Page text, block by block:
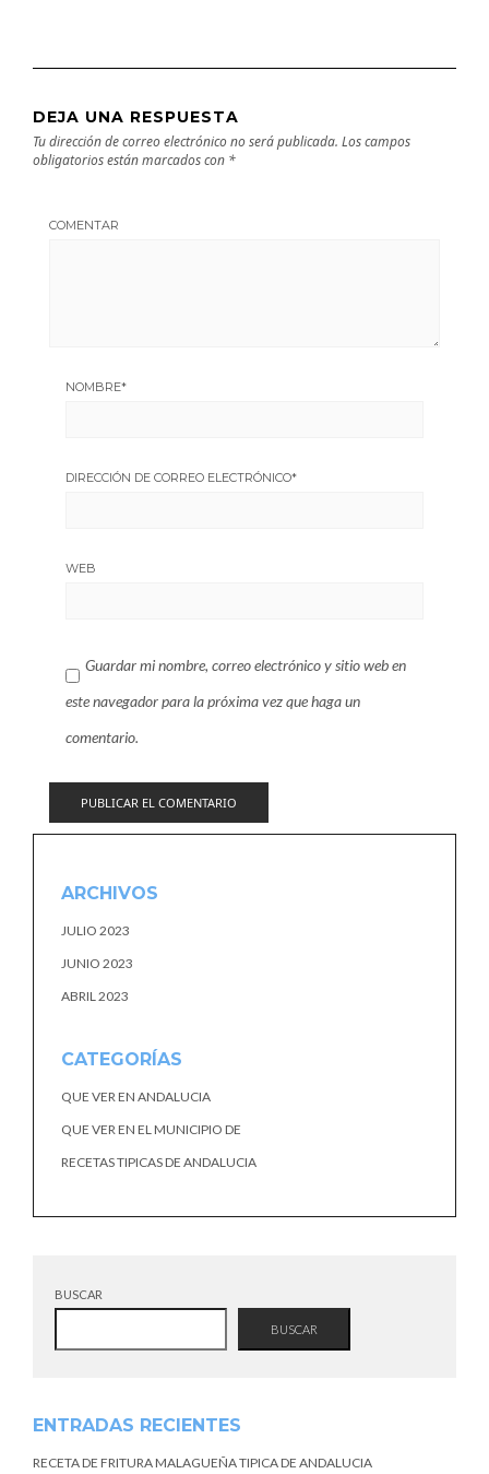
DEJA UNA RESPUESTA
Tu dirección de correo electrónico no será publicada. Los campos
obligatorios están marcados con *
COMENTAR
NOMBRE*
DIRECCIÓN DE CORREO ELECTRÓNICO*
WEB
Guardar mi nombre, correo electrónico y sitio web en
este navegador para la próxima vez que haga un
comentario.
ARCHIVOS
JULIO 2023
JUNIO 2023
ABRIL 2023
CATEGORÍAS
QUE VER EN ANDALUCIA
QUE VER EN EL MUNICIPIO DE
RECETAS TIPICAS DE ANDALUCIA
BUSCAR
BUSCAR
ENTRADAS RECIENTES
RECETA DE FRITURA MALAGUEÑA TIPICA DE ANDALUCIA